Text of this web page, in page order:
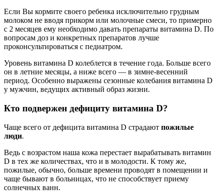
Если Вы кормите своего ребенка исключительно грудным
молоком не вводя прикорм или молочные смеси, то примерно
с 2 месяцев ему необходимо давать препараты витамина D. По
вопросам доз и конкретных препаратов лучше
проконсультироваться с педиатром.
Уровень витамина D колеблется в течение года. Больше всего
он в летние месяцы, а ниже всего — в зимне-весенний
период. Особенно выражены сезонные колебания витамина D
у мужчин, ведущих активный образ жизни.
Кто подвержен дефициту витамина D?
Чаще всего от дефицита витамина D страдают пожилые
люди.
Ведь с возрастом наша кожа перестает вырабатывать витамин
D в тех же количествах, что и в молодости. К тому же,
пожилые, обычно, больше времени проводят в помещении и
чаще бывают в больницах, что не способствует приему
солнечных ванн.